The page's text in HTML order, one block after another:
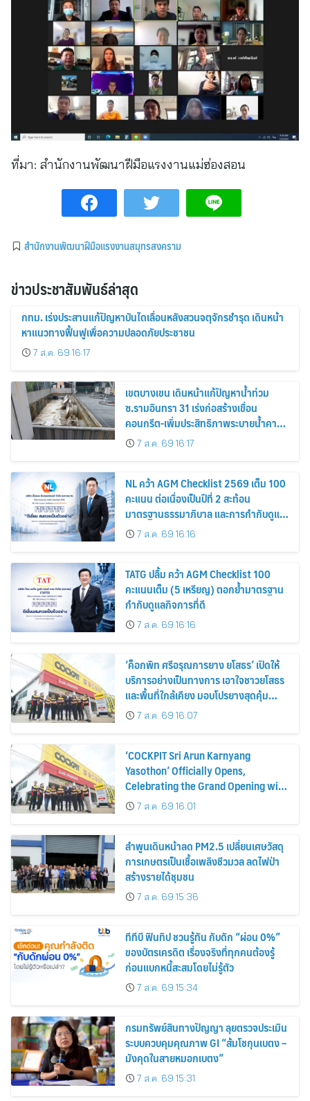
ที่มา: สำนักงานพัฒนาฝีมือแรงงานแม่ฮ่องสอน
สำนักงานพัฒนาฝีมือแรงงานสมุทรสงคราม
ข่าวประชาสัมพันธ์ล่าสุด
กทม. เร่งประสานแก้ปัญหาบันไดเลื่อนหลังสวนจตุจักรชำรุด เดินหน้า
หาแนวทางฟื้นฟูเพื่อความปลอดภัยประชาชน
7 ส.ค. 69 16:17
เขตบางเขน เดินหน้าแก้ปัญหาน้ำท่วม
ซ.รามอินทรา 31 เร่งก่อสร้างเขื่อน
คอนกรีต-เพิ่มประสิทธิภาพระบายน้ำคาด
แล้วเสร็จ พ.ค. 70
7 ส.ค. 69 16:17
NL คว้า AGM Checklist 2569 เต็ม 100
คะแนน ต่อเนื่องเป็นปีที่ 2 สะท้อน
มาตรฐานธรรมาภิบาล และการกำกับดูแล
กิจการที่ดี
7 ส.ค. 69 16:16
TATG ปลื้ม คว้า AGM Checklist 100
คะแนนเต็ม (5 เหรียญ) ตอกย้ำมาตรฐาน
กำกับดูแลกิจการที่ดี
7 ส.ค. 69 16:16
‘ค็อกพิท ศรีอรุณการยาง ยโสธร’ เปิดให้
บริการอย่างเป็นทางการ เอาใจชาวยโสธร
และพื้นที่ใกล้เคียง มอบโปรยางสุดคุ้ม
ฉลองเปิดสาขาใหม่
7 ส.ค. 69 16:07
‘COCKPIT Sri Arun Karnyang
Yasothon’ Officially Opens,
Celebrating the Grand Opening with
Exclusive Tire Promotions
7 ส.ค. 69 16:01
ลำพูนเดินหน้าลด PM2.5 เปลี่ยนเศษวัสดุ
การเกษตรเป็นเชื้อเพลิงชีวมวล ลดไฟป่า
สร้างรายได้ชุมชน
7 ส.ค. 69 15:36
ทีทีบี ฟินทิป ชวนรู้ทัน กับดัก “ผ่อน 0%”
ของบัตรเครดิต เรื่องจริงที่ทุกคนต้องรู้
ก่อนแบกหนี้สะสมโดยไม่รู้ตัว
7 ส.ค. 69 15:34
กรมทรัพย์สินทางปัญญา ลุยตรวจประเมิน
ระบบควบคุมคุณภาพ GI “ส้มโชกุนเบตง –
มังคุดในสายหมอกเบตง”
7 ส.ค. 69 15:31